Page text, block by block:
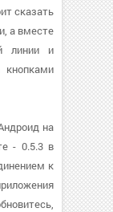
сказать
а вместе
линии и
на
- 0.5.3 в
к